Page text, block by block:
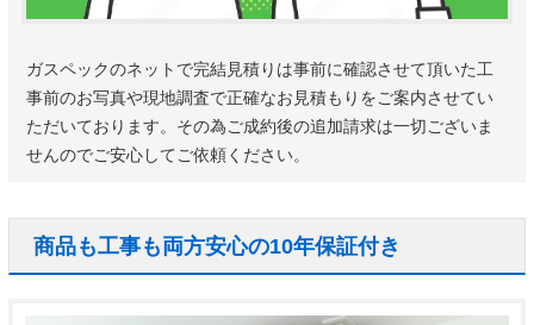
ガスペックのネットで完結見積りは事前に確認させて頂いた工
事前のお写真や現地調査で正確なお見積もりをご案内させてい
ただいております。その為ご成約後の追加請求は一切ございま
せんのでご安心してご依頼ください。
商品も工事も両方安心の10年保証付き